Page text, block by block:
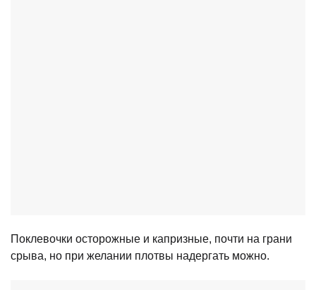
Поклевочки осторожные и капризные, почти на грани
срыва, но при желании плотвы надергать можно.